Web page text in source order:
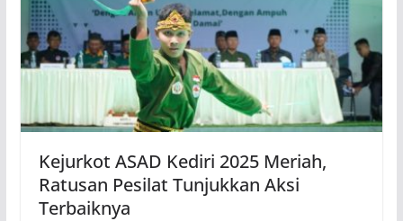
Kejurkot ASAD Kediri 2025 Meriah,
Ratusan Pesilat Tunjukkan Aksi
Terbaiknya